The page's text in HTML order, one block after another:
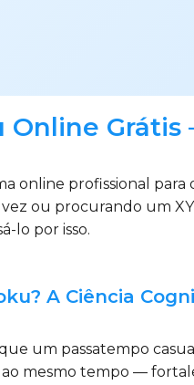
Online
online profissional
ou procurando um
lo por isso.
A Ciência
um passatempo
mesmo tempo —